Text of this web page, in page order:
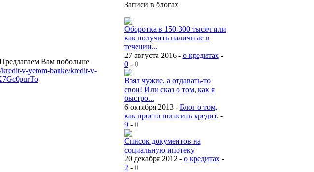
Вам побольше
v-yetom-banke/kredit-v-
Записи в блогах
Оборотка в 150-300 тысяч или
как получить наличные в
течении...
27 августа 2016 - о кредитах-
0- 0
Взял чужие, а отдавать-то
свои! Или сказ о том, как я
быстро...
6 октября 2013 - Блог о том,
как просто погасить кредит. -
9- 0
Список документов на
социальную ипотеку
20 декабря 2012 - о кредитах-
2 - 0